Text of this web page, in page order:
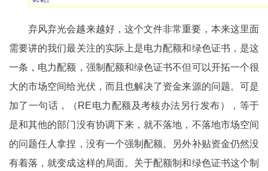
弃风弃光会越来越好，这个文件非常重要，本来这里面
需要讲的我们最关注的实际上是电力配额和绿色证书，是这
一条，电力配额，强制配额和绿色证书不但可以开拓一个很
大的市场空间给光伏，而且也解决了资金来源的问题。可是
加了一句话，（RE电力配额及考核办法另行发布），等于
是和其他的部门没有协调下来，就不落地，不落地市场空间
的问题任人拿捏，没有一个强制配额。另外补贴资金仍然没
有着落，就变成这样的局面。关于配额制和绿色证书这个制